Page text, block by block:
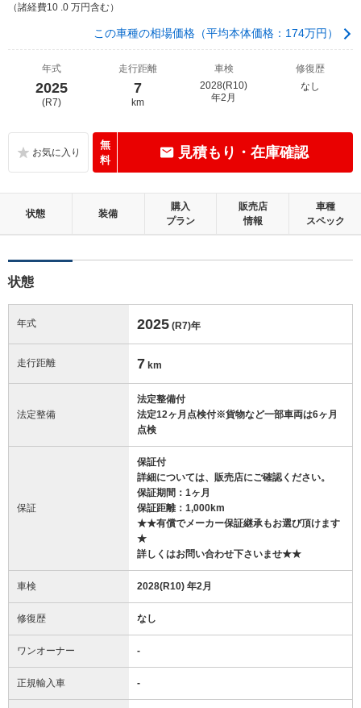
（諸経費10 .0 万円含む）
この車種の相場価格（平均本体価格：174万円）
年式
2025
(R7)
走行距離
7
km
車検
2028(R10)
年2月
修復歴
なし
無
料
見積もり・在庫確認
状態 装備
購入
プラン
販売店
情報
車種
スペック
状態
年式 2025 (R7)年
走行距離 7 km
法定整備
法定整備付
法定12ヶ月点検付※貨物など一部車両は6ヶ月
点検
保証
保証付
詳細については、販売店にご確認ください。
保証期間：1ヶ月
保証距離：1,000km
★★有償でメーカー保証継承もお選び頂けます
★
詳しくはお問い合わせ下さいませ★★
車検 2028(R10) 年2月
修復歴 なし
ワンオーナー -
正規輸入車 -